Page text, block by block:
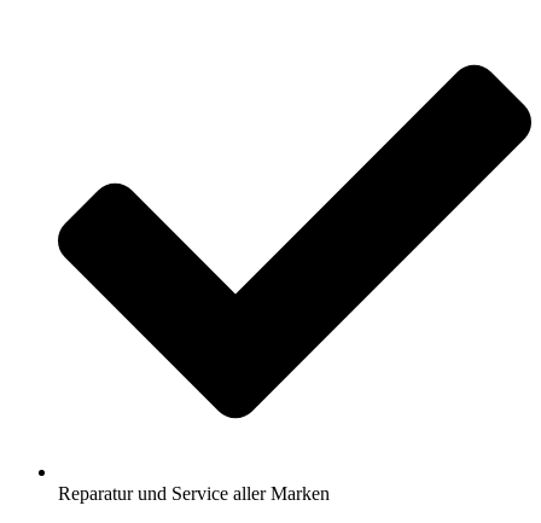
Reparatur und Service aller Marken